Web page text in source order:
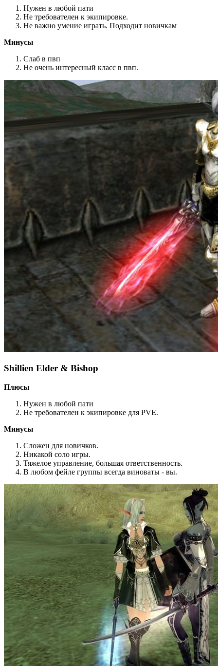
Нужен в любой пати
Не требователен к экипировке.
Не важно умение играть. Подходит новичкам
Минусы
Слаб в пвп
Не очень интересный класс в пвп.
Shillien Elder & Bishop
Плюсы
Нужен в любой пати
Не требователен к экипировке для PVE.
Минусы
Сложен для новичков.
Никакой соло игры.
Тяжелое управление, большая ответственность.
В любом фейле группы всегда виноваты - вы.